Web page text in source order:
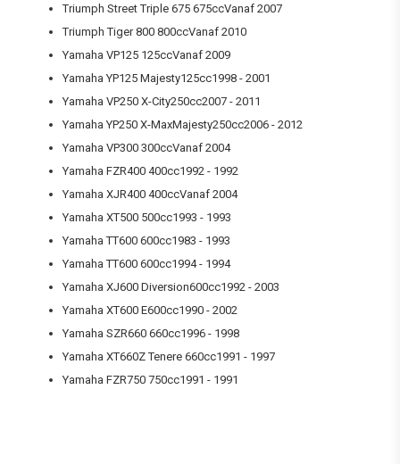
Triumph Street Triple 675 675ccVanaf 2007
Triumph Tiger 800 800ccVanaf 2010
Yamaha VP125 125ccVanaf 2009
Yamaha YP125 Majesty125cc1998 - 2001
Yamaha VP250 X-City250cc2007 - 2011
Yamaha YP250 X-MaxMajesty250cc2006 - 2012
Yamaha VP300 300ccVanaf 2004
Yamaha FZR400 400cc1992 - 1992
Yamaha XJR400 400ccVanaf 2004
Yamaha XT500 500cc1993 - 1993
Yamaha TT600 600cc1983 - 1993
Yamaha TT600 600cc1994 - 1994
Yamaha XJ600 Diversion600cc1992 - 2003
Yamaha XT600 E600cc1990 - 2002
Yamaha SZR660 660cc1996 - 1998
Yamaha XT660Z Tenere 660cc1991 - 1997
Yamaha FZR750 750cc1991 - 1991